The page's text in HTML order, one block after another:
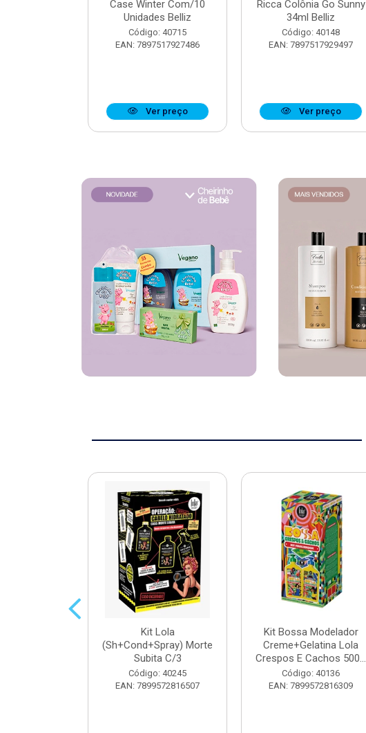
Case Winter Com/10
Unidades Belliz
Código: 40715
EAN: 7897517927486
Ver preço
Ricca Colônia Go Sunny
34ml Belliz
Código: 40148
EAN: 7897517929497
Ver preço
Kit Lola
(Sh+Cond+Spray) Morte
Subita C/3
Código: 40245
EAN: 7899572816507
Kit Bossa Modelador
Creme+Gelatina Lola
Crespos E Cachos 500...
Código: 40136
EAN: 7899572816309